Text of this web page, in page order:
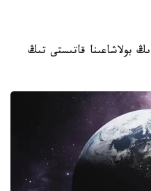
بولاشاعىنا قاتىستى تىڭ